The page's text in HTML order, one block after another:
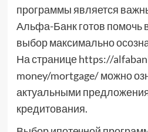
программы является
Альфа-Банк готов помочь
выбор максимально
На странице https://
money/mortgage/ можно
актуальными
кредитования.